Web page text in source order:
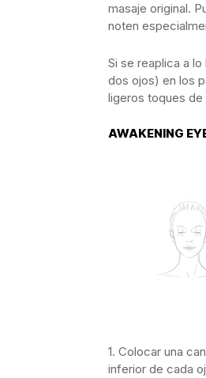
masaje original.
noten
Si se reaplica a
dos ojos) en los
ligeros toques de
AWAKENING
1. Colocar una
inferior de cada